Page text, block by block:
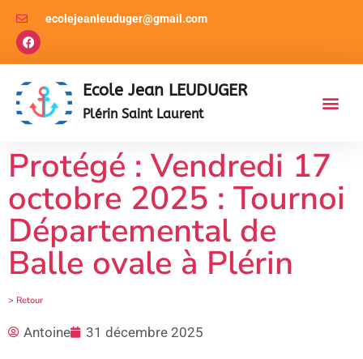
ecolejeanleuduger@gmail.com
Ecole Jean LEUDUGER
Plérin Saint Laurent
Protégé : Vendredi 17
octobre 2025 : Tournoi
Départemental de
Balle ovale à Plérin
> Retour
Antoine 31 décembre 2025